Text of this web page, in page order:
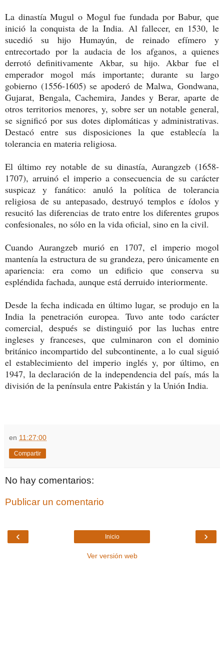
La dinastía Mugul o Mogul fue fundada por Babur, que
inició la conquista de la India. Al fallecer, en 1530, le
sucedió su hijo Humayún, de reinado efímero y
entrecortado por la audacia de los afganos, a quienes
derrotó definitivamente Akbar, su hijo. Akbar fue el
emperador mogol más importante; durante su largo
gobierno (1556-1605) se apoderó de Malwa, Gondwana,
Gujarat, Bengala, Cachemira, Jandes y Berar, aparte de
otros territorios menores, y, sobre ser un notable general,
se significó por sus dotes diplomáticas y administrativas.
Destacó entre sus disposiciones la que establecía la
tolerancia en materia religiosa.
El último rey notable de su dinastía, Aurangzeb (1658-
1707), arruinó el imperio a consecuencia de su carácter
suspicaz y fanático: anuló la política de tolerancia
religiosa de su antepasado, destruyó templos e ídolos y
resucitó las diferencias de trato entre los diferentes grupos
confesionales, no sólo en la vida oficial, sino en la civil.
Cuando Aurangzeb murió en 1707, el imperio mogol
mantenía la estructura de su grandeza, pero únicamente en
apariencia: era como un edificio que conserva su
espléndida fachada, aunque está derruido interiormente.
Desde la fecha indicada en último lugar, se produjo en la
India la penetración europea. Tuvo ante todo carácter
comercial, después se distinguió por las luchas entre
ingleses y franceses, que culminaron con el dominio
británico incompartido del subcontinente, a lo cual siguió
el establecimiento del imperio inglés y, por último, en
1947, la declaración de la independencia del país, más la
división de la península entre Pakistán y la Unión India.
en 11:27:00
Compartir
No hay comentarios:
Publicar un comentario
‹ ›
Inicio
Ver versión web